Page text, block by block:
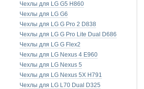
Чехлы для LG G5 H860
Чехлы для LG G6
Чехлы для LG G Pro 2 D838
Чехлы для LG G Pro Lite Dual D686
Чехлы для LG G Flex2
Чехлы для LG Nexus 4 E960
Чехлы для LG Nexus 5
Чехлы для LG Nexus 5X H791
Чехлы для LG L70 Dual D325